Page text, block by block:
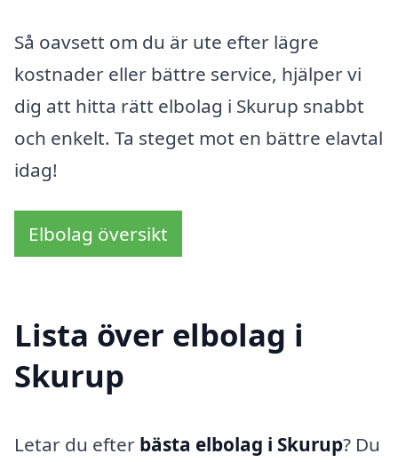
Så oavsett om du är ute efter lägre
kostnader eller bättre service, hjälper vi
dig att hitta rätt elbolag i Skurup snabbt
och enkelt. Ta steget mot en bättre elavtal
idag!
Elbolag översikt
Lista över elbolag i
Skurup
Letar du efter bästa elbolag i Skurup? Du